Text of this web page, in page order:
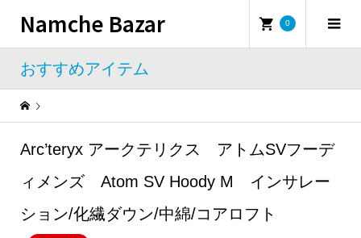
Namche Bazar 0
おすすめアイテム
Arc’teryx アークテリクス アトムSVフーデ
ィメンズ Atom SV Hoody M インサレー
ション/化繊ダウン/中綿/コアロフト